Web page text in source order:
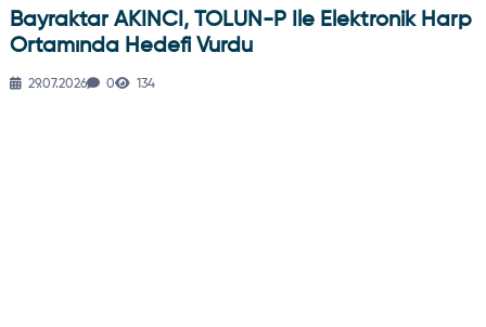
Bayraktar AKINCI, TOLUN-P Ile Elektronik Harp
Ortamında Hedefi Vurdu
29.07.2026 0 134